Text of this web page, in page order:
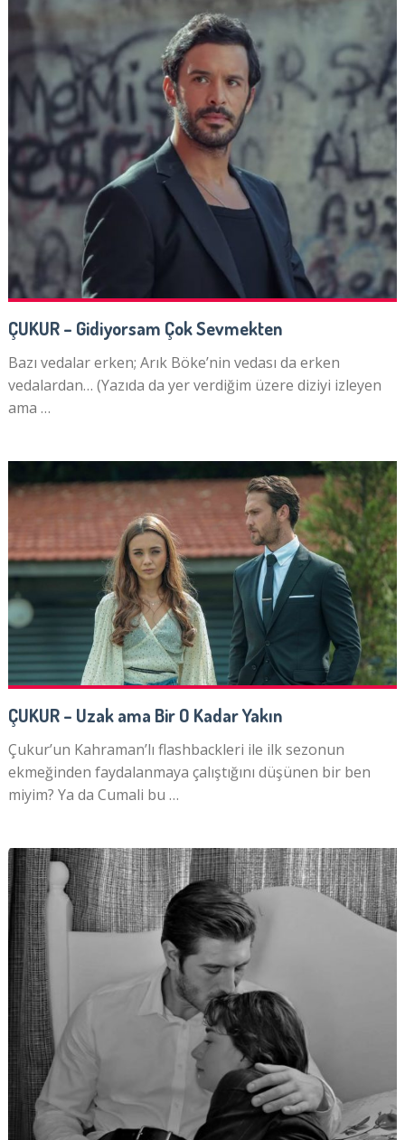
ÇUKUR – Gidiyorsam Çok Sevmekten
Bazı vedalar erken; Arık Böke’nin vedası da erken
vedalardan… (Yazıda da yer verdiğim üzere diziyi izleyen
ama …
ÇUKUR – Uzak ama Bir O Kadar Yakın
Çukur’un Kahraman’lı flashbackleri ile ilk sezonun
ekmeğinden faydalanmaya çalıştığını düşünen bir ben
miyim? Ya da Cumali bu …